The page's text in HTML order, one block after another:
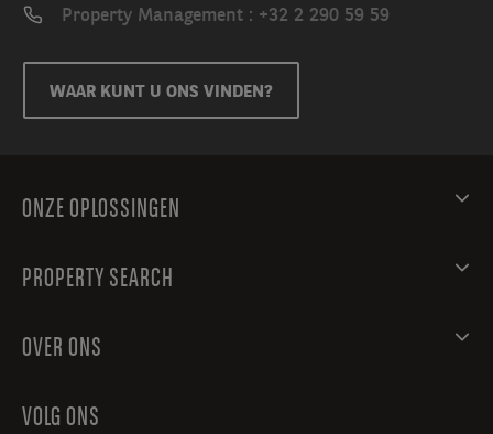
Property Management : +32 2 290 59 59
WAAR KUNT U ONS VINDEN?
ONZE OPLOSSINGEN
PROPERTY SEARCH
OVER ONS
VOLG ONS